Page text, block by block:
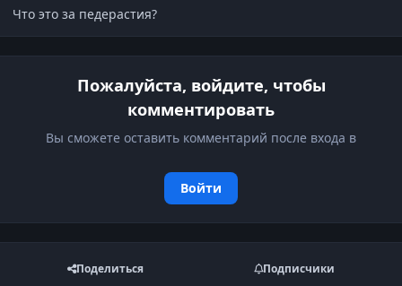
Что это за педерастия?
Пожалуйста, войдите, чтобы
комментировать
Вы сможете оставить комментарий после входа в
Войти
Поделиться Подписчики